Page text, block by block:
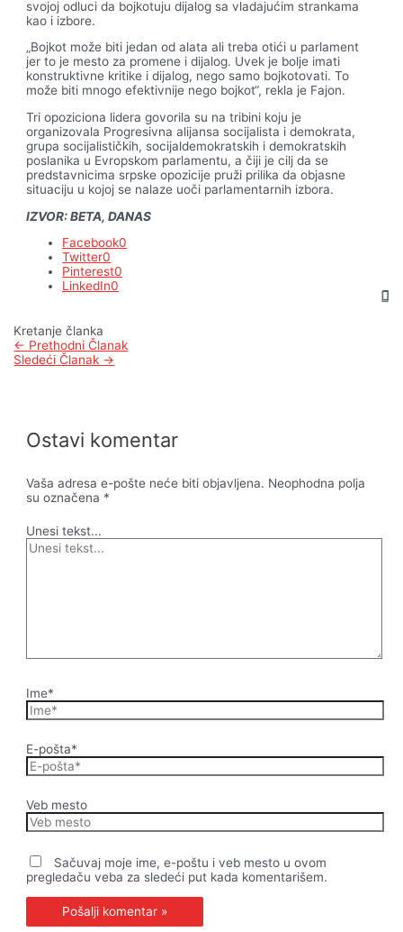
svojoj odluci da bojkotuju dijalog sa vladajućim strankama
kao i izbore.
„Bojkot može biti jedan od alata ali treba otići u parlament
jer to je mesto za promene i dijalog. Uvek je bolje imati
konstruktivne kritike i dijalog, nego samo bojkotovati. To
može biti mnogo efektivnije nego bojkot“, rekla je Fajon.
Tri opoziciona lidera govorila su na tribini koju je
organizovala Progresivna alijansa socijalista i demokrata,
grupa socijalističkih, socijaldemokratskih i demokratskih
poslanika u Evropskom parlamentu, a čiji je cilj da se
predstavnicima srpske opozicije pruži prilika da objasne
situaciju u kojoj se nalaze uoči parlamentarnih izbora.
IZVOR: BETA, DANAS
Facebook0
Twitter0
Pinterest0
LinkedIn0
Kretanje članka
← Prethodni Članak
Sledeći Članak →
Ostavi komentar
Vaša adresa e-pošte neće biti objavljena. Neophodna polja
su označena *
Unesi tekst...
Ime*
E-pošta*
Veb mesto
Sačuvaj moje ime, e-poštu i veb mesto u ovom
pregledaču veba za sledeći put kada komentarišem.